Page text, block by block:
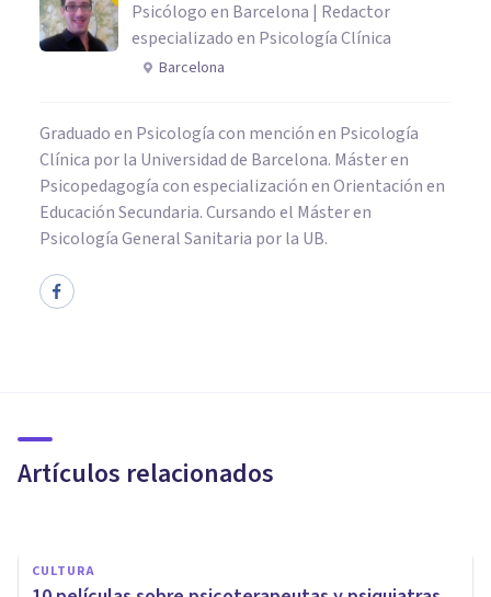
Psicólogo en Barcelona | Redactor
especializado en Psicología Clínica
Barcelona
Graduado en Psicología con mención en Psicología
Clínica por la Universidad de Barcelona. Máster en
Psicopedagogía con especialización en Orientación en
Educación Secundaria. Cursando el Máster en
Psicología General Sanitaria por la UB.
Artículos relacionados
psicólogo en Navidad
CULTURA